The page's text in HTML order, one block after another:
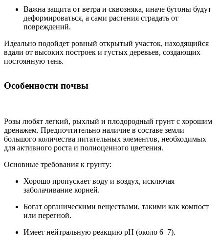
Важна защита от ветра и сквозняка, иначе бутоны будут
деформироваться, а сами растения страдать от
повреждений.
Идеально подойдет ровный открытый участок, находящийся
вдали от высоких построек и густых деревьев, создающих
постоянную тень.
Особенности почвы
Розы любят легкий, рыхлый и плодородный грунт с хорошим
дренажем. Предпочтительно наличие в составе земли
большого количества питательных элементов, необходимых
для активного роста и полноценного цветения.
Основные требования к грунту:
Хорошо пропускает воду и воздух, исключая
заболачивание корней.
Богат органическими веществами, такими как компост
или перегной.
Имеет нейтральную реакцию pH (около 6–7).